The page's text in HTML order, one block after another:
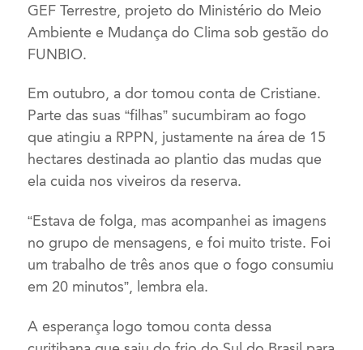
GEF Terrestre, projeto do Ministério do Meio
Ambiente e Mudança do Clima sob gestão do
FUNBIO.
Em outubro, a dor tomou conta de Cristiane.
Parte das suas “filhas” sucumbiram ao fogo
que atingiu a RPPN, justamente na área de 15
hectares destinada ao plantio das mudas que
ela cuida nos viveiros da reserva.
“Estava de folga, mas acompanhei as imagens
no grupo de mensagens, e foi muito triste. Foi
um trabalho de três anos que o fogo consumiu
em 20 minutos”, lembra ela.
A esperança logo tomou conta dessa